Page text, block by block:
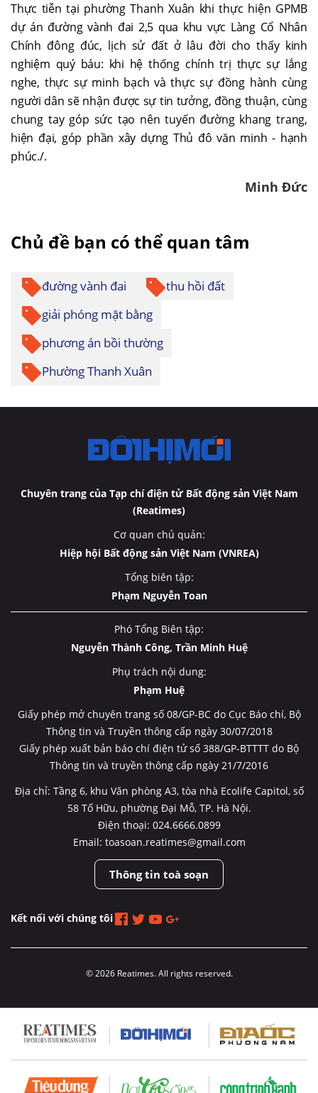
Thực tiễn tại phường Thanh Xuân khi thực hiện GPMB
dự án đường vành đai 2,5 qua khu vực Làng Cổ Nhân
Chính đông đúc, lịch sử đất ở lâu đời cho thấy kinh
nghiệm quý báu: khi hệ thống chính trị thực sự lắng
nghe, thực sự minh bạch và thực sự đồng hành cùng
người dân sẽ nhận được sự tin tưởng, đồng thuận, cùng
chung tay góp sức tạo nên tuyến đường khang trang,
hiện đại, góp phần xây dựng Thủ đô văn minh - hạnh
phúc./.
Minh Đức
Chủ đề bạn có thể quan tâm
đường vành đai
thu hồi đất
giải phóng mặt bằng
phương án bồi thường
Phường Thanh Xuân
Chuyên trang của Tạp chí điện tử Bất động sản Việt Nam
(Reatimes)
Cơ quan chủ quản:
Hiệp hội Bất động sản Việt Nam (VNREA)
Tổng biên tập:
Phạm Nguyễn Toan
Phó Tổng Biên tập:
Nguyễn Thành Công, Trần Minh Huệ
Phụ trách nội dung:
Phạm Huệ
Giấy phép mở chuyên trang số 08/GP-BC do Cục Báo chí, Bộ
Thông tin và Truyền thông cấp ngày 30/07/2018
Giấy phép xuất bản báo chí điện tử số 388/GP-BTTTT do Bộ
Thông tin và truyền thông cấp ngày 21/7/2016
Địa chỉ: Tầng 6, khu Văn phòng A3, tòa nhà Ecolife Capitol, số
58 Tố Hữu, phường Đại Mỗ, TP. Hà Nội.
Điện thoại: 024.6666.0899
Email: toasoan.reatimes@gmail.com
Thông tin toà soạn
Kết nối với chúng tôi
© 2026 Reatimes. All rights reserved.